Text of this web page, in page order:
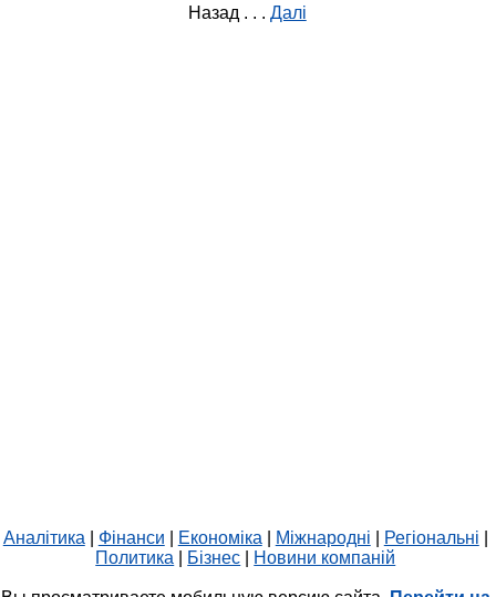
Назад . . . Далі
Аналітика Фінанси Економіка Міжнародні Регіональні
Политика
Бізнес Новини компаній